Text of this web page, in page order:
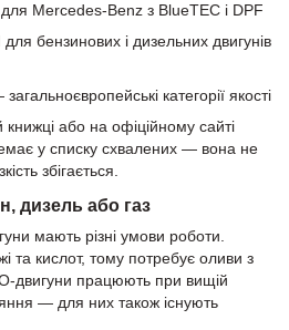
Mercedes-Benz з BlueTEC і DPF
бензинових і дизельних двигунів
категорії якості
книжці або на офіційному сайті
у списку схвалених — вона не
збігається.
дизель або газ
мають різні умови роботи.
та кислот, тому потребує оливи з
двигуни працюють при вищій
— для них також існують